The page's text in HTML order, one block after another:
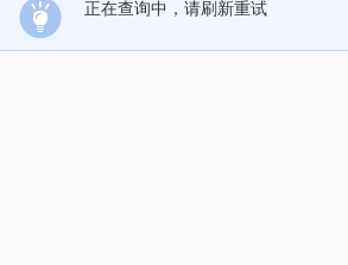
正在查询中，请刷新重试